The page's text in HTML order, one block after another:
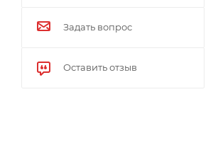
Задать вопрос
Оставить отзыв